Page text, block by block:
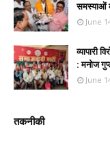
समस्याओं
June
व्यापारी
: मनोज
June
तकनीकी